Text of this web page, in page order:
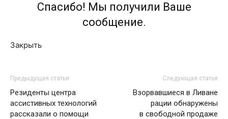
Спасибо! Мы получили Ваше
сообщение.
Закрыть
Предыдущая статья
Резиденты центра
ассистивных технологий
рассказали о помощи
Следующая статья
Взорвавшиеся в Ливане
рации обнаружены
в свободной продаже